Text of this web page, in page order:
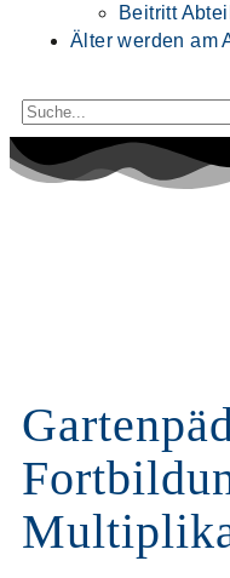
Beitritt
Älter werden am